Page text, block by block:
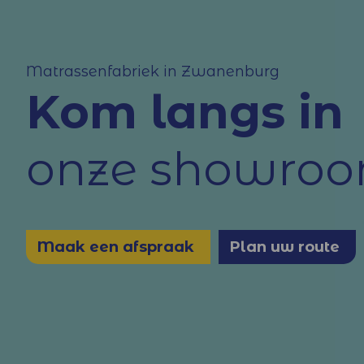
Matrassenfabriek in Zwanenburg
Kom langs in
onze
Maak een afspraak Plan uw route